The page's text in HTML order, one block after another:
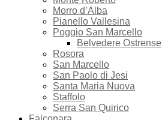
Morro d’Alba
Pianello Vallesina
Poggio San Marcello
Belvedere Ostrense
Rosora
San Marcello
San Paolo di Jesi
Santa Maria Nuova
Staffolo
Serra San Quirico